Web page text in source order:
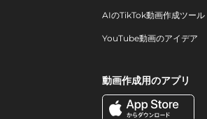
AIのTikTok動画作成ツール
YouTube動画のアイデア
動画作成用のアプリ